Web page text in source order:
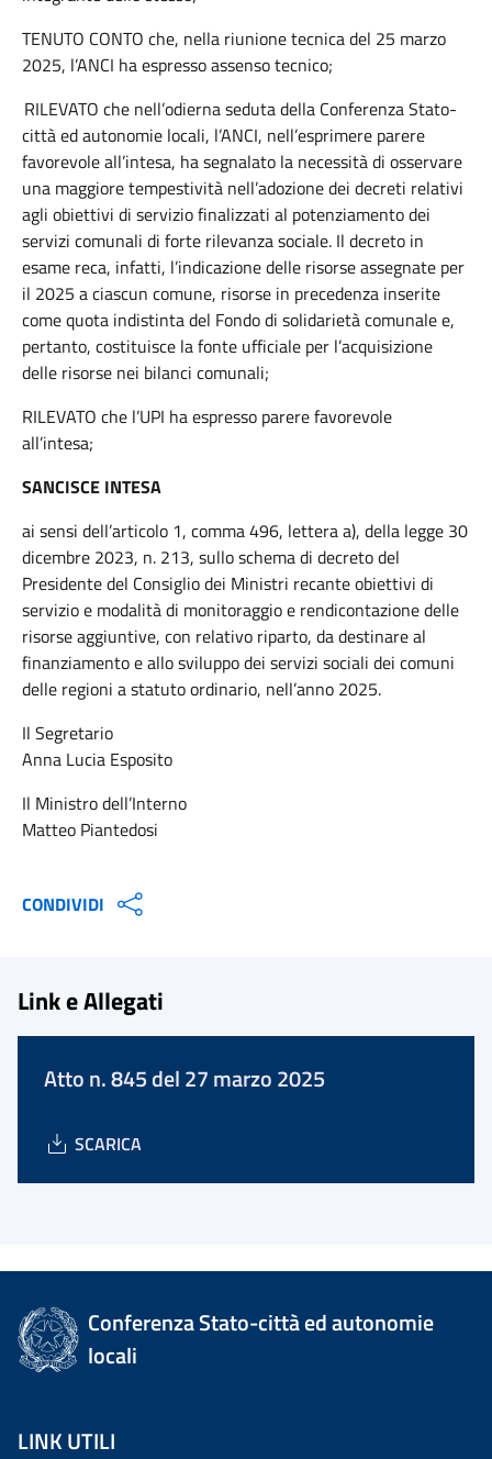
TENUTO CONTO che, nella riunione tecnica del 25 marzo
2025, l’ANCI ha espresso assenso tecnico;
RILEVATO che nell’odierna seduta della Conferenza Stato-
città ed autonomie locali, l’ANCI, nell’esprimere parere
favorevole all’intesa, ha segnalato la necessità di osservare
una maggiore tempestività nell’adozione dei decreti relativi
agli obiettivi di servizio finalizzati al potenziamento dei
servizi comunali di forte rilevanza sociale. Il decreto in
esame reca, infatti, l’indicazione delle risorse assegnate per
il 2025 a ciascun comune, risorse in precedenza inserite
come quota indistinta del Fondo di solidarietà comunale e,
pertanto, costituisce la fonte ufficiale per l’acquisizione
delle risorse nei bilanci comunali;
RILEVATO che l’UPI ha espresso parere favorevole
all’intesa;
SANCISCE INTESA
ai sensi dell’articolo 1, comma 496, lettera a), della legge 30
dicembre 2023, n. 213, sullo schema di decreto del
Presidente del Consiglio dei Ministri recante obiettivi di
servizio e modalità di monitoraggio e rendicontazione delle
risorse aggiuntive, con relativo riparto, da destinare al
finanziamento e allo sviluppo dei servizi sociali dei comuni
delle regioni a statuto ordinario, nell’anno 2025.
Il Segretario
Anna Lucia Esposito
Il Ministro dell’Interno
Matteo Piantedosi
CONDIVIDI
Link e Allegati
Atto n. 845 del 27 marzo 2025
SCARICA
Conferenza Stato-città ed autonomie
locali
LINK UTILI